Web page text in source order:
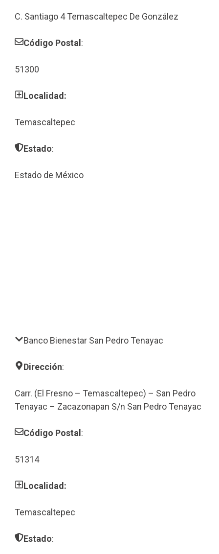
C. Santiago 4 Temascaltepec De González
Código Postal :
51300
Localidad:
Temascaltepec
Estado:
Estado de México
Banco Bienestar San Pedro Tenayac
Dirección:
Carr. (El Fresno – Temascaltepec) – San Pedro
Tenayac – Zacazonapan S/n San Pedro Tenayac
Código Postal :
51314
Localidad:
Temascaltepec
Estado: